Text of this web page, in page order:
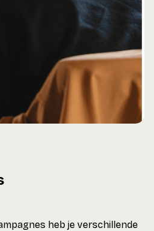
heb je verschillende